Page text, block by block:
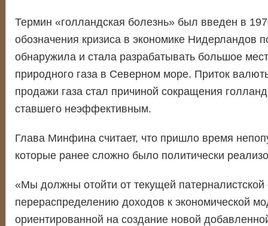
Термин «голландская болезнь» был введен в
обозначения кризиса в экономике Нидерландов
обнаружила и стала разрабатывать большое
природного газа в Северном море. Приток
продажи газа стал причиной сокращения
ставшего неэффективным.
Глава Минфина считает, что пришло время
которые ранее сложно было политически
«Мы должны отойти от текущей патерналистской
перераспределению доходов к экономической
ориентированной на создание новой